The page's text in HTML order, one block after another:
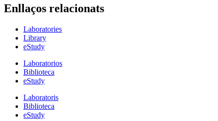
Enllaços relacionats
Laboratories
Library
eStudy
Laboratorios
Biblioteca
eStudy
Laboratoris
Biblioteca
eStudy